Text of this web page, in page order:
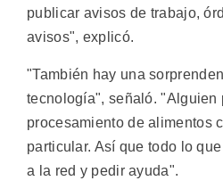
publicar avisos de trabajo,
avisos", explicó.
"También hay una
tecnología", señaló. "Alguien
procesamiento de alimentos
particular. Así que todo lo
a la red y pedir ayuda".